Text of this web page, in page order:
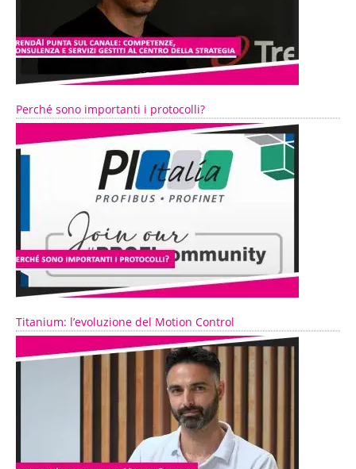
Perché sono importanti i protocolli?
Titanium: l’evoluzione del Motion Control